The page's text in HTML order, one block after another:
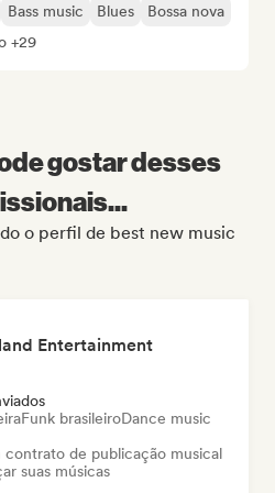
Bass music Blues
Bossa nova
+29
gostar desses
o perfil de best new music
Entertainment
Funk brasileiroDance music
de publicação musical
suas músicas